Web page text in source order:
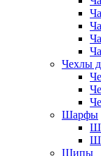
Чехлы
Шарфы
Шипы